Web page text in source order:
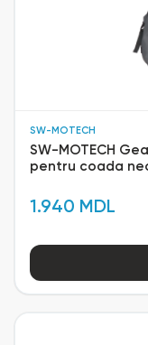
SW-MOTECH
SW-MOTECH
pentru coada
1.940 MDL